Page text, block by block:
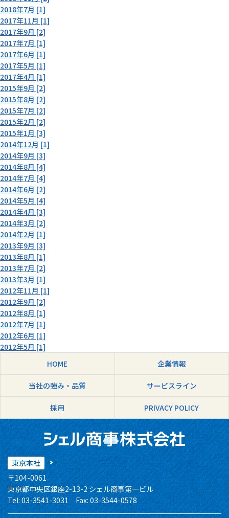
2018年7月 [1]
2017年11月 [1]
2017年9月 [2]
2017年7月 [1]
2017年6月 [1]
2017年5月 [1]
2017年4月 [1]
2015年9月 [2]
2015年8月 [2]
2015年7月 [2]
2015年2月 [2]
2015年1月 [3]
2014年12月 [1]
2014年9月 [3]
2014年8月 [4]
2014年7月 [4]
2014年6月 [2]
2014年5月 [4]
2014年4月 [3]
2014年3月 [2]
2014年2月 [1]
2013年9月 [3]
2013年8月 [1]
2013年7月 [2]
2013年3月 [1]
2012年11月 [1]
2012年9月 [2]
2012年8月 [1]
2012年7月 [1]
2012年6月 [1]
2012年5月 [1]
HOME
企業情報
当社の強み・品質 サービスライン
採用 PRIVACY POLICY
東京本社
〒104-0061
東京都中央区銀座2-13-2 シェル商事第一ビル
Tel: 03-3541-3031 Fax: 03-3544-0578